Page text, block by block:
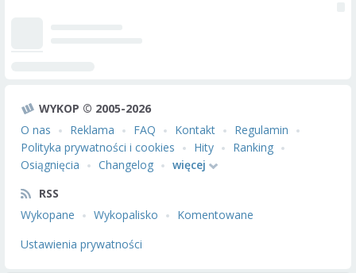
WYKOP © 2005-2026
O nas
Reklama FAQ Kontakt
Regulamin
Polityka prywatności i cookies
Hity
Ranking
Osiągnięcia
Changelog
więcej
RSS
Wykopane
Wykopalisko
Komentowane
Ustawienia prywatności